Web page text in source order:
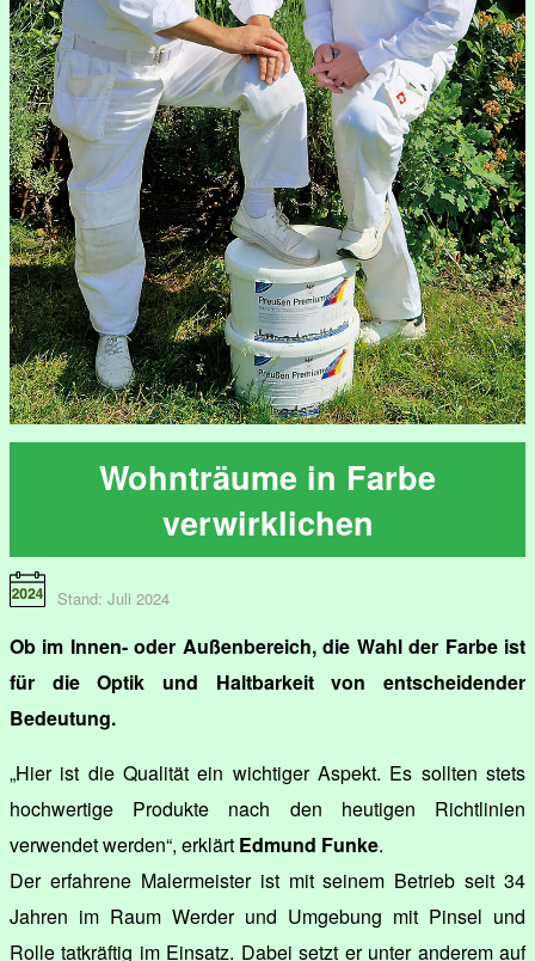
Wohnträume in Farbe
verwirklichen
Stand: Juli 2024
Ob im Innen- oder Außenbereich, die Wahl der Farbe ist
für die Optik und Haltbarkeit von entscheidender
Bedeutung.
„Hier ist die Qualität ein wichtiger Aspekt. Es sollten stets
hochwertige Produkte nach den heutigen Richtlinien
verwendet werden“, erklärt Edmund Funke.
Der erfahrene Malermeister ist mit seinem Betrieb seit 34
Jahren im Raum Werder und Umgebung mit Pinsel und
Rolle tatkräftig im Einsatz. Dabei setzt er unter anderem auf